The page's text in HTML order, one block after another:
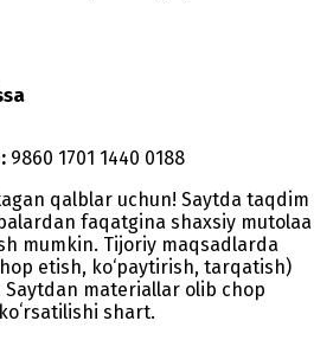
9860 1701 1440 0188
qalblar uchun! Saytda taqdim
faqatgina shaxsiy mutolaa
mumkin. Tijoriy maqsadlarda
etish, ko‘paytirish, tarqatish)
materiallar olib chop
shart.